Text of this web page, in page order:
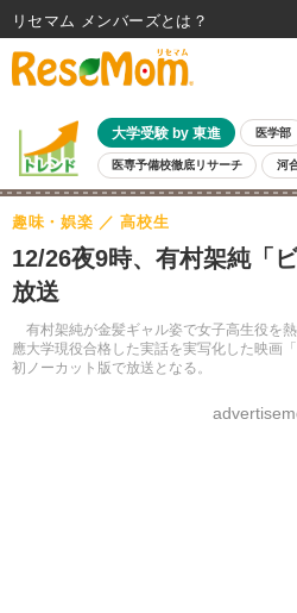
大学受験 by 東進 医学部
医専予備校徹底リサーチ 河
親子で考える大学選び 高校受験 中学
共通テスト 夏休み
8月開催イベント・WS 全国公立高校 過去問
自由研究教材（小学生向け）
12/26夜9時、有村架純「
放送
有村架純が金髪ギャル姿で女子高生役を
應大学現役合格した実話を実写化した映画
初ノーカット版で放送となる。
趣味・娯楽 高校生
リセマム メンバーズ